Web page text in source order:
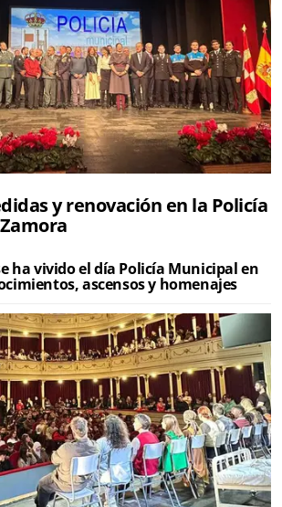
y renovación en la Policía
ha vivido el día Policía Municipal en
ascensos y homenajes